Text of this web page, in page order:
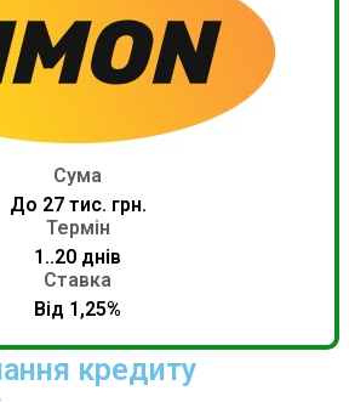
Сума
До 27 тис. грн.
Термін
1..20 днів
Ставка
Від 1,25%
кредиту